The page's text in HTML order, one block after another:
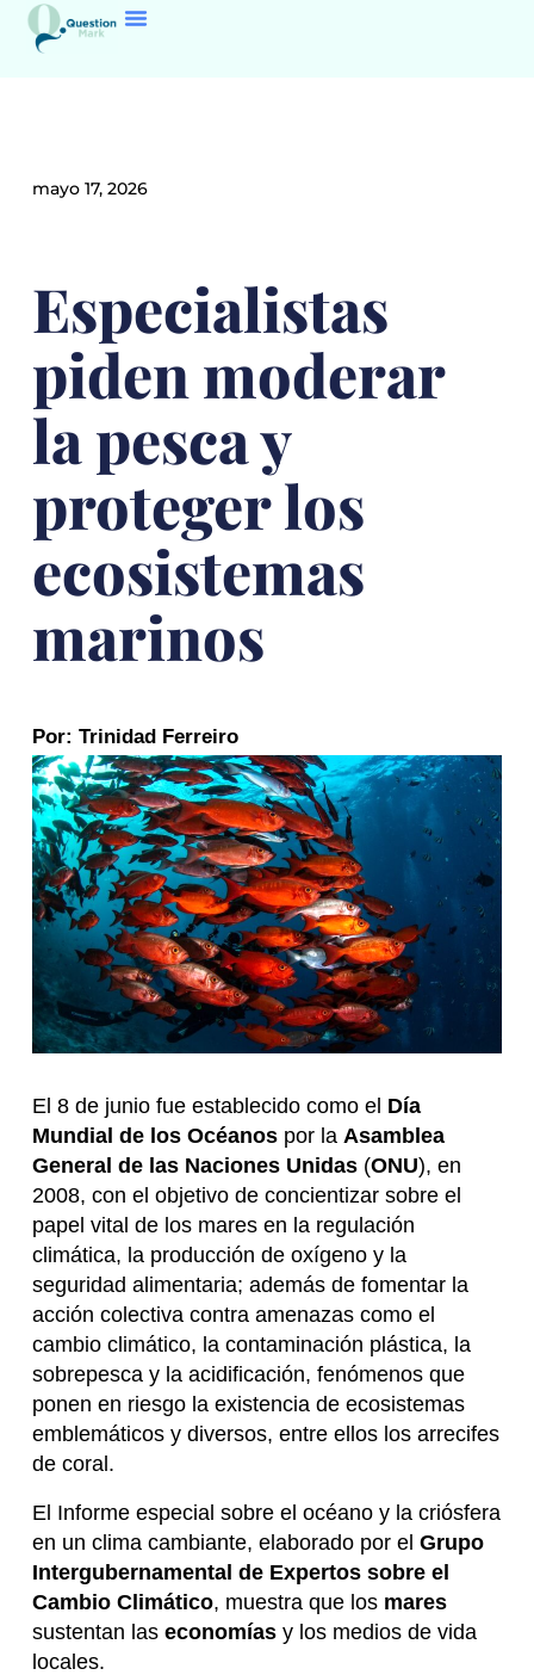
mayo 17, 2026
Especialistas
piden moderar
la pesca y
proteger los
ecosistemas
marinos
Por: Trinidad Ferreiro
El 8 de junio fue establecido como el Día
Mundial de los Océanospor la Asamblea
General de las Naciones Unidas(ONU), en
2008, con el objetivo de concientizar sobre el
papel vital de los mares en la regulación
climática, la producción de oxígeno y la
seguridad alimentaria; además de fomentar la
acción colectiva contra amenazas como el
cambio climático, la contaminación plástica, la
sobrepesca y la acidificación, fenómenos que
ponen en riesgo la existencia de ecosistemas
emblemáticos y diversos, entre ellos los arrecifes
de coral.
El Informe especial sobre el océano y la criósfera
en un clima cambiante, elaborado por el Grupo
Intergubernamental de Expertos sobre el
Cambio Climático, muestra que los mares
sustentan las economíasy los medios de vida
locales.